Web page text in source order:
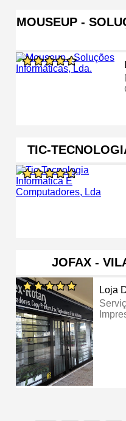
MOUSEUP -
TIC-
JOFAX -
Loja